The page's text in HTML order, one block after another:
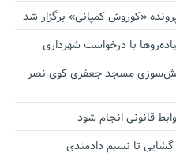
«کوروش کمپانی» برگزار شد
با درخواست شهرداری
مسجد جعفری کوی نصر
قانونی انجام شود
گشایی تا نسیم دادمندی